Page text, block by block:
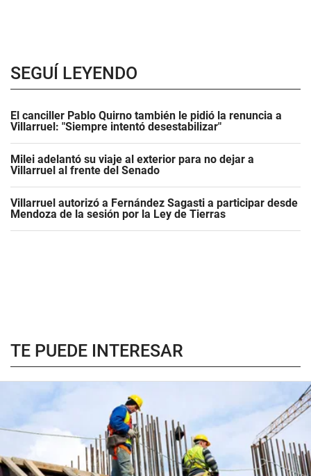
SEGUÍ LEYENDO
El canciller Pablo Quirno también le pidió la renuncia a
Villarruel: "Siempre intentó desestabilizar"
Milei adelantó su viaje al exterior para no dejar a
Villarruel al frente del Senado
Villarruel autorizó a Fernández Sagasti a participar desde
Mendoza de la sesión por la Ley de Tierras
TE PUEDE INTERESAR